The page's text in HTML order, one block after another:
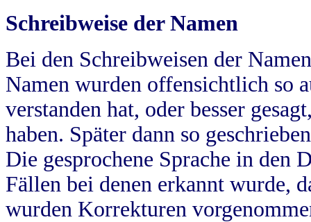
Schreibweise der Namen
Bei den Schreibweisen der
Namen wurden offensichtlich so
verstanden hat, oder besser
haben. Später dann so
Die gesprochene Sprache in
Fällen bei denen erkannt wurde,
wurden Korrekturen